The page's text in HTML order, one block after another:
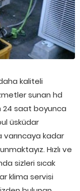
kaliteli
sunan hd
24 saat boyunca
üsküdar
varıncaya kadar
Hızlı ve
sizleri sıcak
klima servisi